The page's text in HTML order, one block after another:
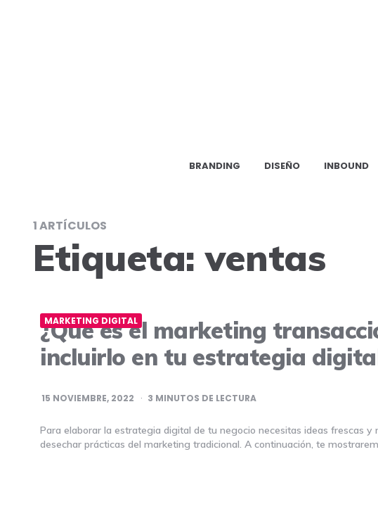
BRANDING DISEÑO INBOUND
1 ARTÍCULOS
Etiqueta:ventas
MARKETING DIGITAL
¿Qué es el marketing
incluirlo en tu estrategia
15 NOVIEMBRE, 2022 3 MINUTOS DE LECTURA
Para elaborar la estrategia digital de tu negocio necesitas ideas frescas y
desechar prácticas del marketing tradicional. A continuación, te